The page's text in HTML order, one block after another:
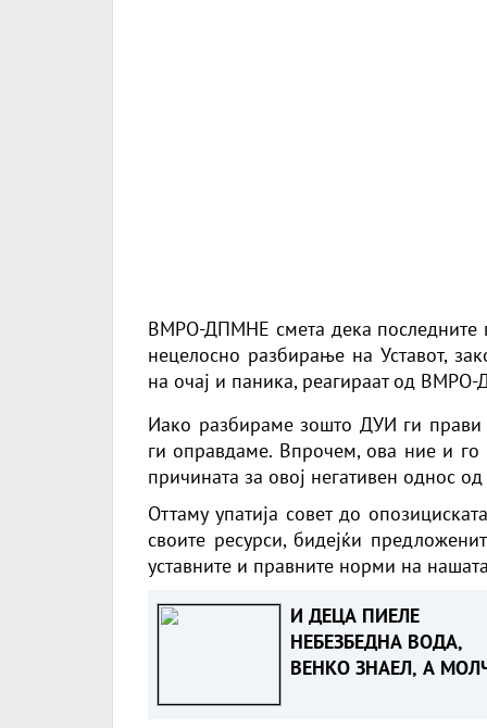
ВМРО-ДПМНЕ смета дека последните
нецелосно разбирање на Уставот,
на очај и паника, реагираат од
Иако разбираме зошто ДУИ ги
ги оправдаме. Впрочем, ова ние и
причината за овој негативен однос
Оттаму упатија совет до опозициската
своите ресурси, бидејќи
уставните и правните норми на
И ДЕЦА ПИЕЛЕ
НЕБЕЗБЕДНА ВОДА,
ВЕНКО ЗНАЕЛ, А